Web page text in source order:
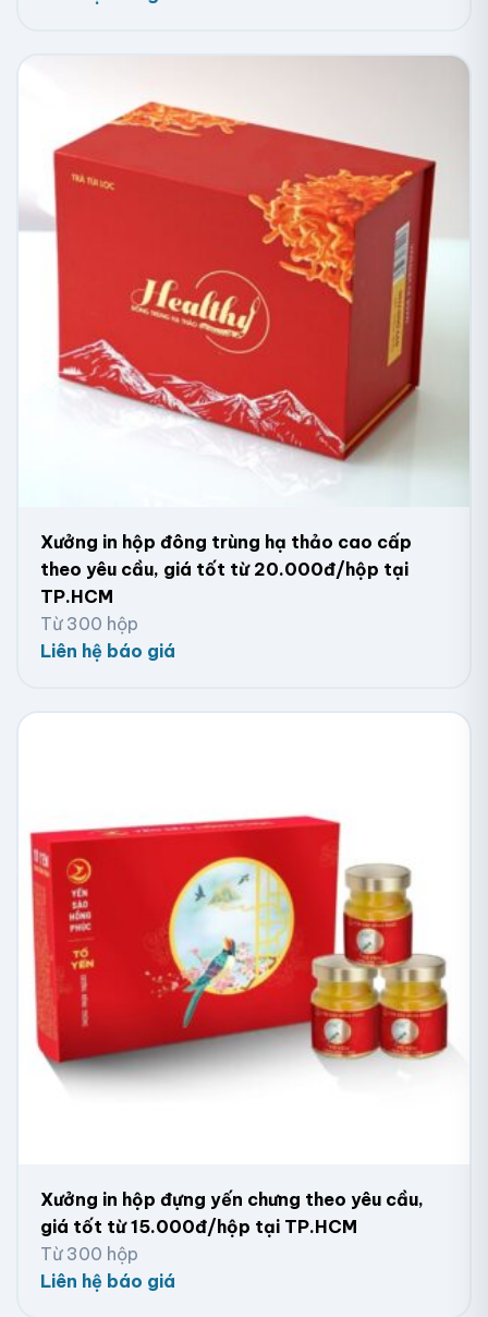
In ấn hộp giấy Biên Hòa lấy liền
In hộp giấy Biên Hòa theo yêu cầu
Công nghệ in Flexo dùng để in hộp giấy Biên Hòa theo
yêu cầu cho phép in ấn trên nhiều chất liệu khác nhau
và là một trong những công nghệ in túi giấy, in hộp
giấy tiên tiến hiện nay với chi phí tiết kiệm. Công nghệ
này sử dụng kỹ thuật in nổi để tạo điểm nhấn cho sản
phẩm, với hình ảnh, chữ viết và họa tiết được đặt cao
hơn các khu vực không cần in. Điều quan trọng là
khuôn in chứa hình ảnh phải được đặt ngược chiều với
trục quay để khi in ra, hình ảnh sẽ đúng chiều, đảm
In hộp giấy biên hòa theo yêu cầu
In hộp giấy Biên Hòa số lượng ít
Công nghệ in Flexo của Viva cho phép in ấn số lượng
in nổi các thông tin cần thiết để tạo điểm nhấn cho
sản phẩm, như hình ảnh, chữ viết, họa tiết,… Các phần
cần in được đặt cao hơn các phần trống không cần in.
Lưu ý, khuôn in chứa hình ảnh cần được đặt ngược
Xưởng in hộp đông trùng hạ thảo cao cấp
theo yêu cầu, giá tốt từ 20.000đ/hộp tại
TP.HCM
Từ 300 hộp
Liên hệ báo giá
Xưởng in hộp đựng yến chưng theo yêu cầu,
giá tốt từ 15.000đ/hộp tại TP.HCM
Từ 300 hộp
Liên hệ báo giá